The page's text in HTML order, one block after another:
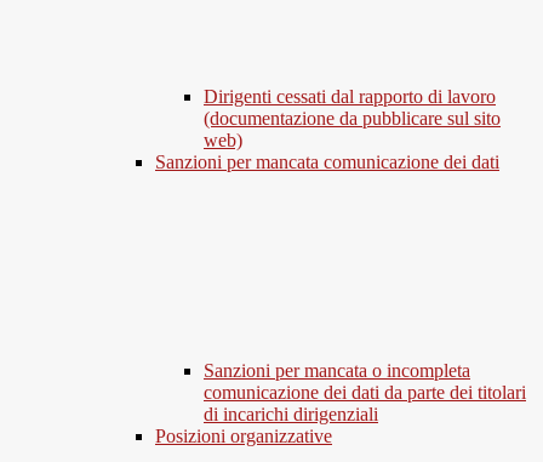
Dirigenti cessati dal rapporto di lavoro
(documentazione da pubblicare sul sito
web)
Sanzioni per mancata comunicazione dei dati
Sanzioni per mancata o incompleta
comunicazione dei dati da parte dei titolari
di incarichi dirigenziali
Posizioni organizzative